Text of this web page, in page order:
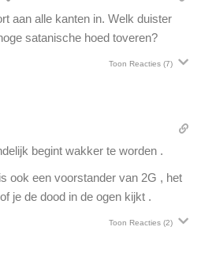
aan alle kanten in. Welk duister
satanische hoed toveren?
Toon Reacties (7)
begint wakker te worden .
ook een voorstander van 2G , het
je de dood in de ogen kijkt .
Toon Reacties (2)